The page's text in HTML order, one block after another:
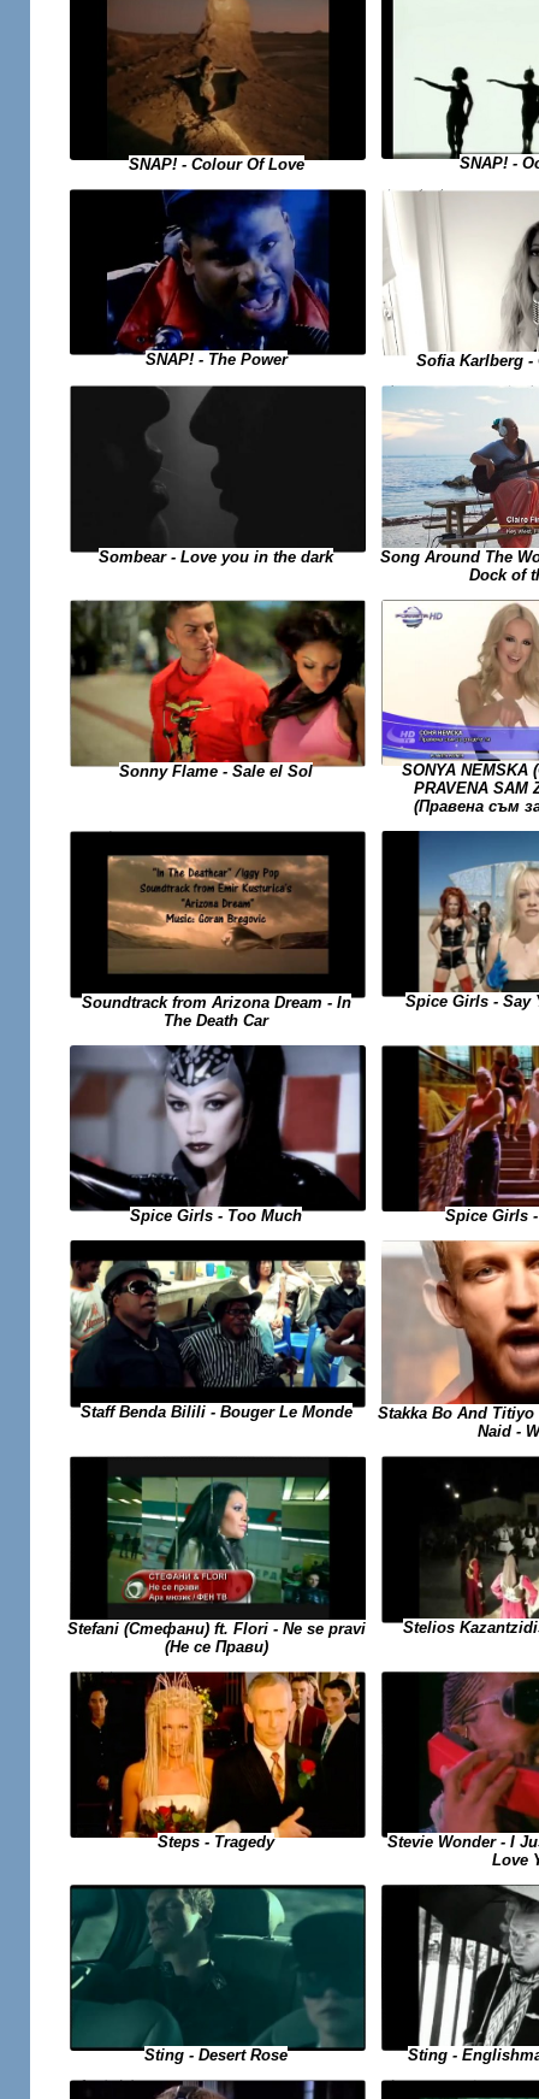
SNAP! - Colour Of Love SNAP! -
SNAP! - The Power Sofia Karlberg -
Sombear - Love you in the dark
Song Around The
Dock of
Sonny Flame - Sale el Sol
SONYA NEMSKA
PRAVENA SAM
(Правена съм
Soundtrack from Arizona Dream - In
The Death Car
Spice Girls - Say
Spice Girls - Too Much Spice Girls
Staff Benda Bilili - Bouger Le Monde
Stakka Bo And
Naid -
Stefani (Стефани) ft. Flori - Ne se pravi
(Не се Прави)
Stelios
Steps - Tragedy
Stevie Wonder - I
Love
Sting - Desert Rose Sting -